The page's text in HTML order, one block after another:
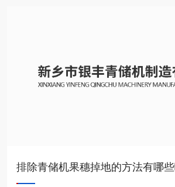
排除青储机果穗掉地的方法有哪